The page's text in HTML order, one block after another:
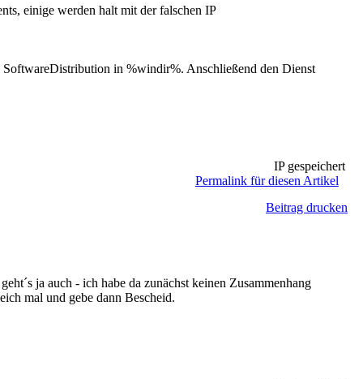
einige werden halt mit der falschen IP
SoftwareDistribution in %windir%. Anschließend den Dienst
IP gespeichert
Permalink für diesen Artikel
Beitrag drucken
ja auch - ich habe da zunächst keinen Zusammenhang
mal und gebe dann Bescheid.